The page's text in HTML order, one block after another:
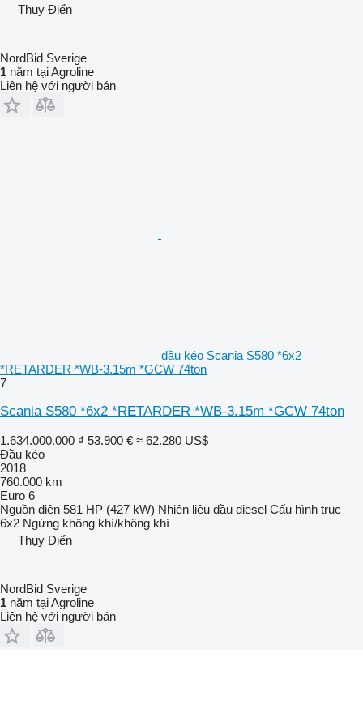
Thụy Điển
NordBid Sverige
1 năm tại Agroline
Liên hệ với người bán
đầu kéo Scania S580 *6x2
*RETARDER *WB-3.15m *GCW 74ton
7
Scania S580 *6x2 *RETARDER *WB-3.15m *GCW 74ton
1.634.000.000 ₫ 53.900 € ≈ 62.280 US$
Đầu kéo
2018
760.000 km
Euro 6
Nguồn điện 581 HP (427 kW) Nhiên liệu dầu diesel Cấu hình trục
6x2 Ngừng không khí/không khí
Thụy Điển
NordBid Sverige
1 năm tại Agroline
Liên hệ với người bán